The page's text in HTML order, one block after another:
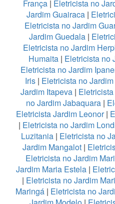
França | Eletricista no
Jardim Guairaca |
Eletricista no Jardim
Jardim Guedala|
Eletricista no Jardim
Humaita | Eletricista no
Eletricista no Jardim
Iris| Eletricista no
Jardim Itapeva|
no Jardim Jabaquara |
Eletricista Jardim Leonor|
| Eletricista no Jardim
Luzitania | Eletricista no
Jardim Mangalot |
Eletricista no Jardim
Jardim Maria Estela |
| Eletricista no Jardim
Maringá| Eletricista no